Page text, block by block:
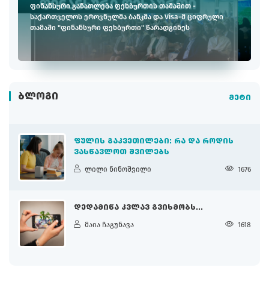
ფინანსური განათლება ფეხბურთის თამაშით -
საქართველოს ეროვნულმა ბანკმა და Visa-მ ციფრული
თამაში "ფინანსური ფეხბურთი" წარადგინეს
ᲑᲚᲝᲒᲘ მეტი
ᲤᲣᲚᲘᲡ ᲒᲐᲙᲕᲔᲗᲘᲚᲔᲑᲘ: ᲠᲐ ᲓᲐ ᲠᲝᲓᲘᲡ
ᲕᲐᲡᲬᲐᲕᲚᲝᲗ ᲨᲕᲘᲚᲔᲑᲡ
ლილი ნინოშვილი 1676
ᲓᲔᲓᲐᲛᲘᲬᲐ ᲙᲕᲚᲐᲕ ᲒᲕᲘᲮᲛᲝᲑᲡ...
მაია ჩაგუნავა 1618